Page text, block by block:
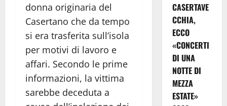
donna originaria del
Casertano che da tempo
si era trasferita sull’isola
per motivi di lavoro e
affari. Secondo le prime
informazioni, la vittima
sarebbe deceduta a
CASERTAVE
CCHIA,
ECCO
«CONCERTI
DI UNA
NOTTE DI
MEZZA
ESTATE»